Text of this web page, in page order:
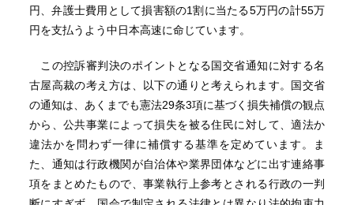
円、弁護士費用として損害額の1割に当たる5万円の計55万
円を支払うよう中日本高速に命じています。
この控訴審判決のポイントとなる国交省通知に対する名
古屋高裁の考え方は、以下の通りと考えられます。国交省
の通知は、あくまでも憲法29条3項に基づく損失補償の観点
から、公共事業によって損失を被る住民に対して、適法か
違法かを問わず一律に補償する基準を定めています。ま
た、通知は行政機関が自治体や業界団体などに出す連絡事
項をまとめたもので、事業執行上参考とされる行政の一判